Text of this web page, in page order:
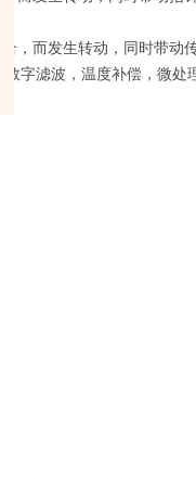
，而发生转动，同时带动
字滤波，温度补偿，微处